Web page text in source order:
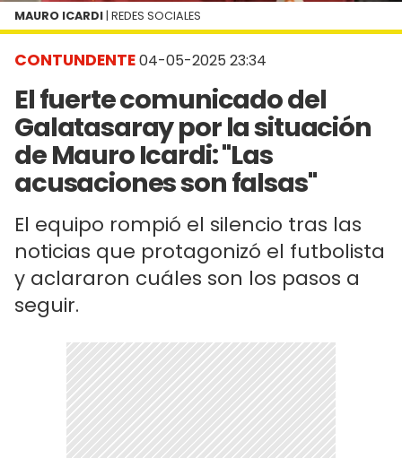
CONTUNDENTE04-05-2025 23:34
El fuerte comunicado del
Galatasaray por la situación
de Mauro Icardi: "Las
acusaciones son falsas"
El equipo rompió el silencio tras las
noticias que protagonizó el futbolista
y aclararon cuáles son los pasos a
seguir.
MAURO ICARDI | REDES SOCIALES